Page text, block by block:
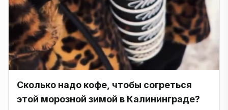
Сколько надо кофе, чтобы согреться
этой морозной зимой в Калининграде?